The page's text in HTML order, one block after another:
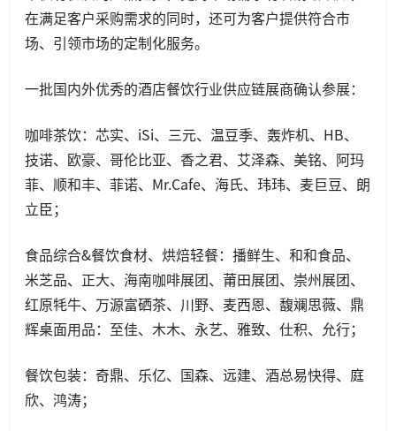
在满足客户采购需求的同时，还可为客户提供符合市
场、引领市场的定制化服务。
一批国内外优秀的酒店餐饮行业供应链展商确认参展：
咖啡茶饮：芯实、iSi、三元、温豆季、轰炸机、HB、
技诺、欧豪、哥伦比亚、香之君、艾泽森、美铭、阿玛
菲、顺和丰、菲诺、Mr.Cafe、海氏、玮玮、麦巨豆、朗
立臣；
食品综合&餐饮食材、烘焙轻餐：播鲜生、和和食品、
米芝品、正大、海南咖啡展团、莆田展团、崇州展团、
红原牦牛、万源富硒茶、川野、麦西恩、馥斓思薇、鼎
辉桌面用品：至佳、木木、永艺、雅致、仕积、允行；
餐饮包装：奇鼎、乐亿、国森、远建、酒总易快得、庭
欣、鸿涛；